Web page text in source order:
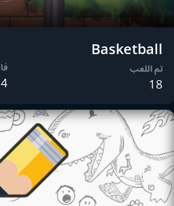
Basketball
تم اللعب
18